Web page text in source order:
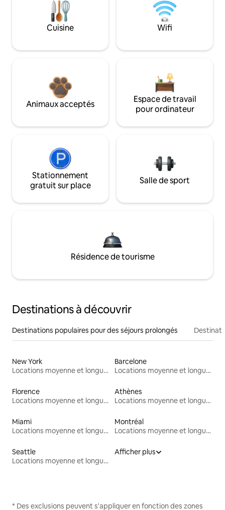
Cuisine Wifi
Animaux acceptés
Espace de travail
pour ordinateur
Stationnement
gratuit sur place
Salle de sport
Résidence de tourisme
Destinations à découvrir
Destinations populaires pour des séjours prolongés
New York
Locations moyenne et longue durée
Barcelone
Locations moyenne et longue durée
Florence
Locations moyenne et longue durée
Athènes
Locations moyenne et longue durée
Miami
Locations moyenne et longue durée
Montréal
Locations moyenne et longue durée
Seattle
Locations moyenne et longue durée
Afficher plus
* Des exclusions peuvent s'appliquer en fonction des zones